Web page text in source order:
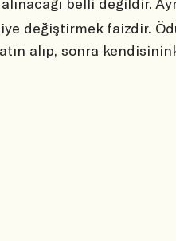
değiştirmek faizdir.
alıp, sonra